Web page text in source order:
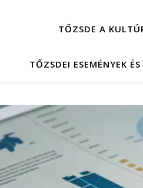
TŐZSDE A
TŐZSDEI ESEMÉNYEK